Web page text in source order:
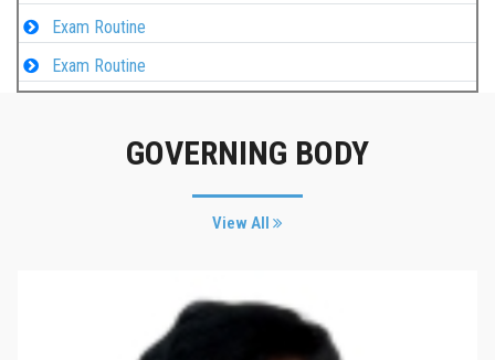
Exam Routine
Exam Routine
GOVERNING BODY
View All